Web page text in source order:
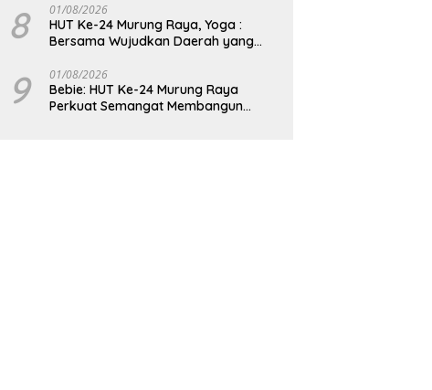
8 01/08/2026
HUT Ke-24 Murung Raya, Yoga :
Bersama Wujudkan Daerah yang
9 01/08/2026
Bebie: HUT Ke-24 Murung Raya
Perkuat Semangat Membangun